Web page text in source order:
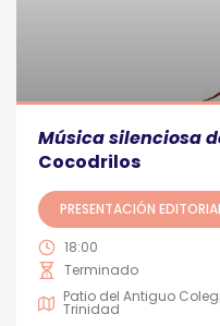
Música silenciosa
Cocodrilos
PRESENTACIÓN
18:00
Terminado
Patio del Antiguo
Trinidad